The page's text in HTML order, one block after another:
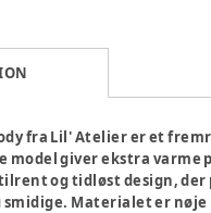
fra Lil' Atelier er et
giver ekstra varme
og tidløst design,
Materialet er